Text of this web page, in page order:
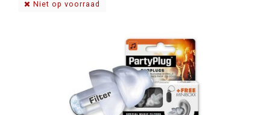
Niet op voorraad